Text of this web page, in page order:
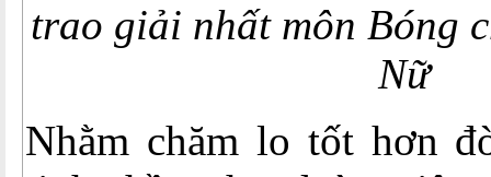
trao giải nhất môn Bóng
Nữ
Nhằm chăm lo tốt hơn